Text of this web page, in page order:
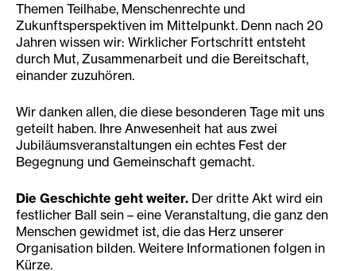
Themen Teilhabe, Menschenrechte und
Zukunftsperspektiven im Mittelpunkt. Denn nach 20
Jahren wissen wir: Wirklicher Fortschritt entsteht
durch Mut, Zusammenarbeit und die Bereitschaft,
einander zuzuhören.
Wir danken allen, die diese besonderen Tage mit uns
geteilt haben. Ihre Anwesenheit hat aus zwei
Jubiläumsveranstaltungen ein echtes Fest der
Begegnung und Gemeinschaft gemacht.
Die Geschichte geht weiter. Der dritte Akt wird ein
festlicher Ball sein – eine Veranstaltung, die ganz den
Menschen gewidmet ist, die das Herz unserer
Organisation bilden. Weitere Informationen folgen in
Kürze.